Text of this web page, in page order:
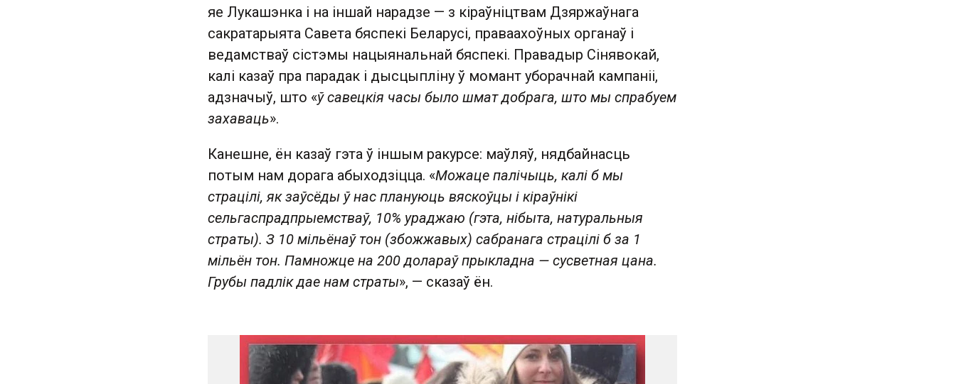
яе Лукашэнка і на іншай нарадзе — з кіраўніцтвам Дзяржаўнага
сакратарыята Савета бяспекі Беларусі, праваахоўных органаў і
ведамстваў сістэмы нацыянальнай бяспекі. Правадыр Сінявокай,
калі казаў пра парадак і дысцыпліну ў момант уборачнай кампаніі,
адзначыў, што «ў савецкія часы было шмат добрага, што мы спрабуем
захаваць».
Канешне, ён казаў гэта ў іншым ракурсе: маўляў, нядбайнасць
потым нам дорага абыходзіцца. «Можаце палічыць, калі б мы
страцілі, як заўсёды ў нас плануюць вяскоўцы і кіраўнікі
сельгаспрадпрыемстваў, 10% ураджаю (гэта, нібыта, натуральныя
страты). З 10 мільёнаў тон (збожжавых) сабранага страцілі б за 1
мільён тон. Памножце на 200 долараў прыкладна — сусветная цана.
Грубы падлік дае нам страты», — сказаў ён.